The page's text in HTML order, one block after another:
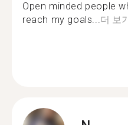
Open minded people
reach my goals...더 보